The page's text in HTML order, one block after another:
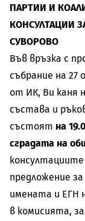
ПАРТИИ И
КОНСУЛТАЦИИ
СУВОРОВО
Във връзка с
събрание на 27
от ИК, Ви каня
състава и
състоят на
сградата на
предложение
имената и ЕГН
в комисията,